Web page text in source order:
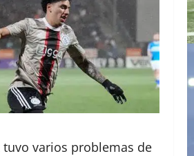
tuvo varios problemas de